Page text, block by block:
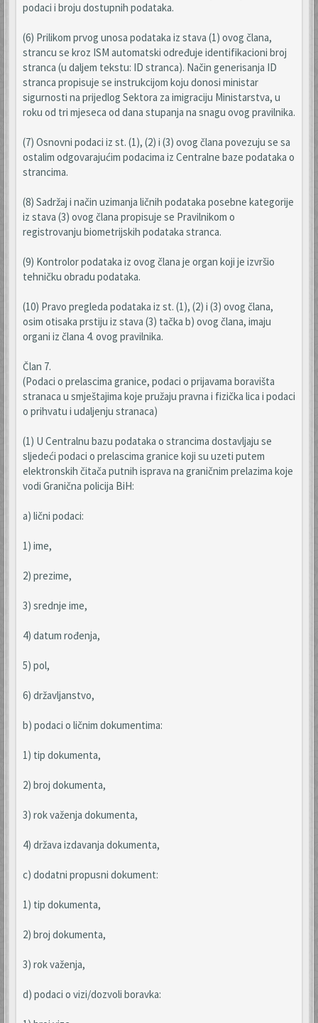
podaci i broju dostupnih podataka.
(6) Prilikom prvog unosa podataka iz stava (1) ovog člana,
strancu se kroz ISM automatski određuje identifikacioni broj
stranca (u daljem tekstu: ID stranca). Način generisanja ID
stranca propisuje se instrukcijom koju donosi ministar
sigurnosti na prijedlog Sektora za imigraciju Ministarstva, u
roku od tri mjeseca od dana stupanja na snagu ovog pravilnika.
(7) Osnovni podaci iz st. (1), (2) i (3) ovog člana povezuju se sa
ostalim odgovarajućim podacima iz Centralne baze podataka o
strancima.
(8) Sadržaj i način uzimanja ličnih podataka posebne kategorije
iz stava (3) ovog člana propisuje se Pravilnikom o
registrovanju biometrijskih podataka stranca.
(9) Kontrolor podataka iz ovog člana je organ koji je izvršio
tehničku obradu podataka.
(10) Pravo pregleda podataka iz st. (1), (2) i (3) ovog člana,
osim otisaka prstiju iz stava (3) tačka b) ovog člana, imaju
organi iz člana 4. ovog pravilnika.
Član 7.
(Podaci o prelascima granice, podaci o prijavama boravišta
stranaca u smještajima koje pružaju pravna i fizička lica i podaci
o prihvatu i udaljenju stranaca)
(1) U Centralnu bazu podataka o strancima dostavljaju se
sljedeći podaci o prelascima granice koji su uzeti putem
elektronskih čitača putnih isprava na graničnim prelazima koje
vodi Granična policija BiH:
a) lični podaci:
1) ime,
2) prezime,
3) srednje ime,
4) datum rođenja,
5) pol,
6) državljanstvo,
b) podaci o ličnim dokumentima:
1) tip dokumenta,
2) broj dokumenta,
3) rok važenja dokumenta,
4) država izdavanja dokumenta,
c) dodatni propusni dokument:
1) tip dokumenta,
2) broj dokumenta,
3) rok važenja,
d) podaci o vizi/dozvoli boravka: